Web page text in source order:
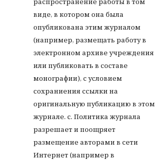
виде, в котором она была
опубликована этим журналом
(например, размещать работу в
электронном архиве учреждения
или публиковать в составе
монографии), с условием
сохраниения ссылки на
оригинальную публикацию в этом
журнале. с. Политика журнала
разрешает и поощряет
размещение авторами в сети
Интернет (например в